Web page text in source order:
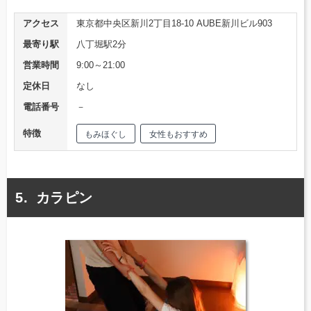
アクセス
東京都中央区新川2丁目18-10 AUBE新川ビル903
最寄り駅
八丁堀駅2分
営業時間
9:00～21:00
定休日
なし
電話番号
－
特徴 もみほぐし 女性もおすすめ
カラピン